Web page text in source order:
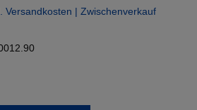
Versandkosten | Zwischenverkauf